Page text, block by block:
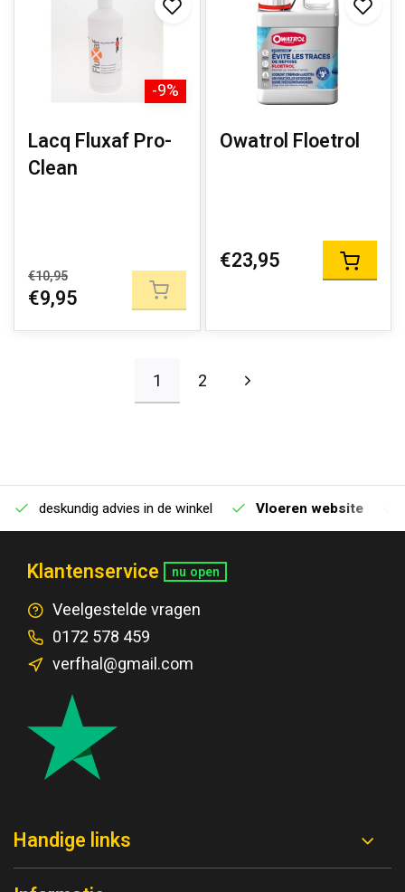
-9%
Lacq Fluxaf Pro-
Clean
€10,95
€9,95
Owatrol Floetrol
€23,95
1 2
deskundig advies in de winkel Vloeren website
Klantenservice nu open
Veelgestelde vragen
0172 578 459
verfhal@gmail.com
Handige links